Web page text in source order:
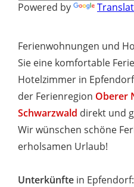
Powered by
Ferienwohnungen und
Sie eine komfortable
Hotelzimmer in
der Ferienregion Oberer
Schwarzwald direkt und
Wir wünschen schöne
erholsamen Urlaub!
Unterkünfte in Epfendorf: